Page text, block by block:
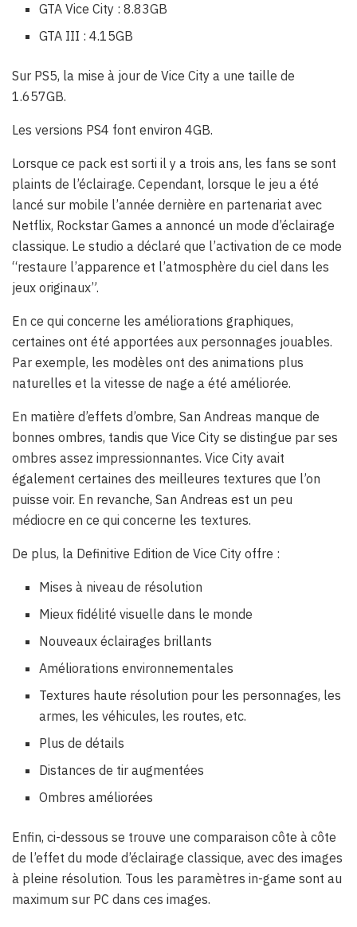
GTA Vice City : 8.83GB
GTA III : 4.15GB
Sur PS5, la mise à jour de Vice City a une taille de
1.657GB.
Les versions PS4 font environ 4GB.
Lorsque ce pack est sorti il y a trois ans, les fans se sont
plaints de l’éclairage. Cependant, lorsque le jeu a été
lancé sur mobile l’année dernière en partenariat avec
Netflix, Rockstar Games a annoncé un mode d’éclairage
classique. Le studio a déclaré que l’activation de ce mode
“restaure l’apparence et l’atmosphère du ciel dans les
jeux originaux”.
En ce qui concerne les améliorations graphiques,
certaines ont été apportées aux personnages jouables.
Par exemple, les modèles ont des animations plus
naturelles et la vitesse de nage a été améliorée.
En matière d’effets d’ombre, San Andreas manque de
bonnes ombres, tandis que Vice City se distingue par ses
ombres assez impressionnantes. Vice City avait
également certaines des meilleures textures que l’on
puisse voir. En revanche, San Andreas est un peu
médiocre en ce qui concerne les textures.
De plus, la Definitive Edition de Vice City offre :
Mises à niveau de résolution
Mieux fidélité visuelle dans le monde
Nouveaux éclairages brillants
Améliorations environnementales
Textures haute résolution pour les personnages, les
armes, les véhicules, les routes, etc.
Plus de détails
Distances de tir augmentées
Ombres améliorées
Enfin, ci-dessous se trouve une comparaison côte à côte
de l’effet du mode d’éclairage classique, avec des images
à pleine résolution. Tous les paramètres in-game sont au
maximum sur PC dans ces images.